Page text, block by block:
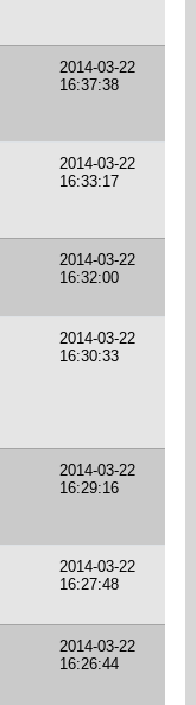
2014-03-22
16:37:38
2014-03-22
16:33:17
2014-03-22
16:32:00
2014-03-22
16:30:33
2014-03-22
16:29:16
2014-03-22
16:27:48
2014-03-22
16:26:44